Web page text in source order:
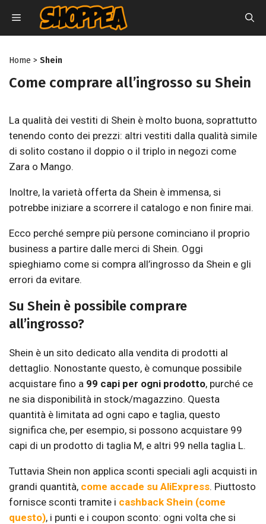
contenuto
MENU
Home > Shein
Come comprare all’ingrosso su Shein
La qualità dei vestiti di Shein è molto buona, soprattutto
tenendo conto dei prezzi: altri vestiti dalla qualità simile
di solito costano il doppio o il triplo in negozi come
Zara o Mango.
Inoltre, la varietà offerta da Shein è immensa, si
potrebbe iniziare a scorrere il catalogo e non finire mai.
Ecco perché sempre più persone cominciano il proprio
business a partire dalle merci di Shein. Oggi
spieghiamo come si compra all’ingrosso da Shein e gli
errori da evitare.
Su Shein è possibile comprare
all’ingrosso?
Shein è un sito dedicato alla vendita di prodotti al
dettaglio. Nonostante questo, è comunque possibile
acquistare fino a 99 capi per ogni prodotto, purché ce
ne sia disponibilità in stock/magazzino. Questa
quantità è limitata ad ogni capo e taglia, questo
significa che, per esempio, si possono acquistare 99
capi di un prodotto di taglia M, e altri 99 nella taglia L.
Tuttavia Shein non applica sconti speciali agli acquisti in
grandi quantità, come accade su AliExpress. Piuttosto
fornisce sconti tramite i cashback Shein (come
questo), i punti e i coupon sconto: ogni volta che si